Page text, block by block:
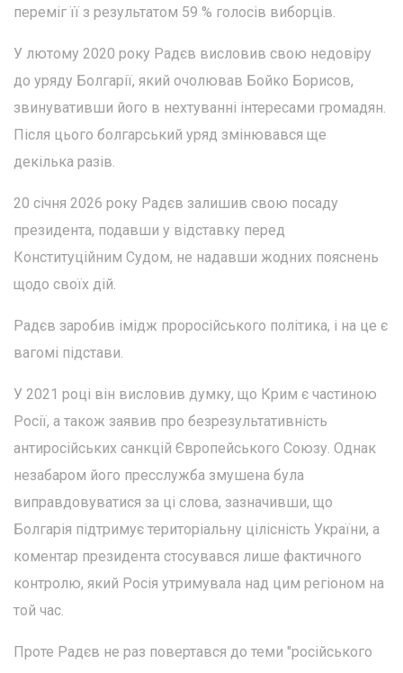
переміг її з результатом 59 % голосів виборців.
У лютому 2020 року Радєв висловив свою недовіру
до уряду Болгарії, який очолював Бойко Борисов,
звинувативши його в нехтуванні інтересами громадян.
Після цього болгарський уряд змінювався ще
декілька разів.
20 січня 2026 року Радєв залишив свою посаду
президента, подавши у відставку перед
Конституційним Судом, не надавши жодних пояснень
щодо своїх дій.
Радєв заробив імідж проросійського політика, і на це є
вагомі підстави.
У 2021 році він висловив думку, що Крим є частиною
Росії, а також заявив про безрезультативність
антиросійських санкцій Європейського Союзу. Однак
незабаром його пресслужба змушена була
виправдовуватися за ці слова, зазначивши, що
Болгарія підтримує територіальну цілісність України, а
коментар президента стосувався лише фактичного
контролю, який Росія утримувала над цим регіоном на
той час.
Проте Радєв не раз повертався до теми "російського